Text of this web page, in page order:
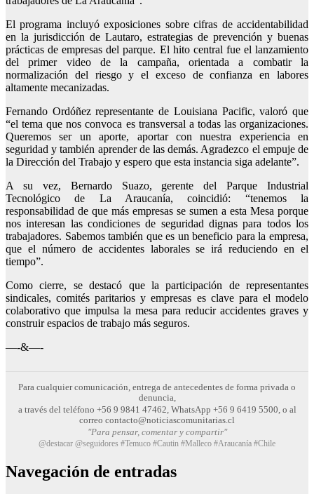
El programa incluyó exposiciones sobre cifras de accidentabilidad
en la jurisdicción de Lautaro, estrategias de prevención y buenas
prácticas de empresas del parque. El hito central fue el lanzamiento
del primer video de la campaña, orientada a combatir la
normalización del riesgo y el exceso de confianza en labores
altamente mecanizadas.
Fernando Ordóñez representante de Louisiana Pacific, valoró que
“el tema que nos convoca es transversal a todas las organizaciones.
Queremos ser un aporte, aportar con nuestra experiencia en
seguridad y también aprender de las demás. Agradezco el empuje de
la Dirección del Trabajo y espero que esta instancia siga adelante”.
A su vez, Bernardo Suazo, gerente del Parque Industrial
Tecnológico de La Araucanía, coincidió: “tenemos la
responsabilidad de que más empresas se sumen a esta Mesa porque
nos interesan las condiciones de seguridad dignas para todos los
trabajadores. Sabemos también que es un beneficio para la empresa,
que el número de accidentes laborales se irá reduciendo en el
tiempo”.
Como cierre, se destacó que la participación de representantes
sindicales, comités paritarios y empresas es clave para el modelo
colaborativo que impulsa la mesa para reducir accidentes graves y
construir espacios de trabajo más seguros.
—-&—-
Para cualquier comunicación, entrega de antecedentes de forma privada o
denuncia,
a través del teléfono +56 9 9841 47462, WhatsApp +56 9 6419 5500, o al
correo contacto@noticiascomunitarias.cl
"Para pensar, comentar y compartir"
@destacar @seguidores #Temuco #Cautin #Malleco #Araucanía #Chile
Navegación de entradas